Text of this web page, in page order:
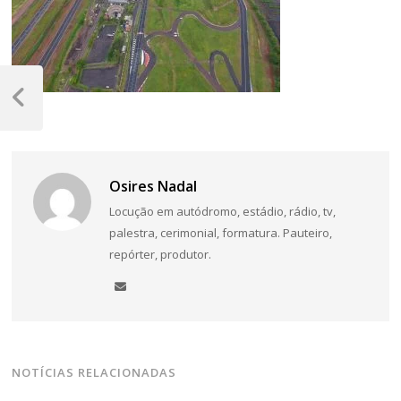
Osires Nadal
Locução em autódromo, estádio, rádio, tv,
palestra, cerimonial, formatura. Pauteiro,
repórter, produtor.
NOTÍCIAS RELACIONADAS
Navegação
de
Post